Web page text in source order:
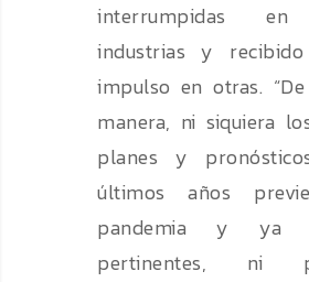
interrumpidas en
industrias y
impulso en otras.
manera, ni siquiera
planes y
últimos años
pandemia y ya
pertinentes, ni